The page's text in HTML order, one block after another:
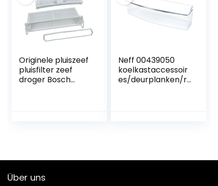
Originele pluiszeef
pluisfilter zeef
droger Bosch
Neff 00439050
koelkastaccessoir
es/deurplanken/r
Über uns